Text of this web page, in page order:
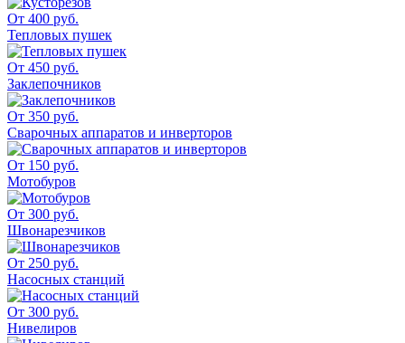
От 400 руб.
Тепловых пушек
От 450 руб.
Заклепочников
От 350 руб.
Сварочных аппаратов и инверторов
От 150 руб.
Мотобуров
От 300 руб.
Швонарезчиков
От 250 руб.
Насосных станций
От 300 руб.
Нивелиров